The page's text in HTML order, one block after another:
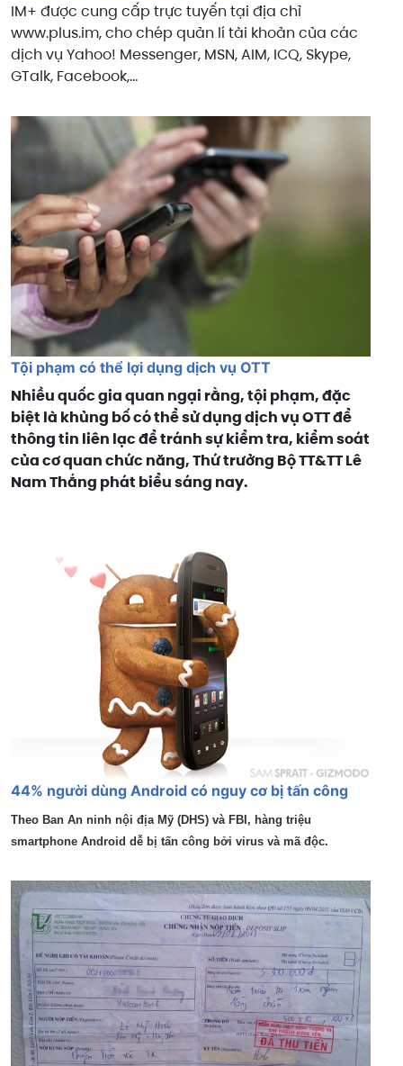
IM+ được cung cấp trực tuyến tại địa chỉ
www.plus.im, cho chép quản lí tài khoản của các
dịch vụ Yahoo! Messenger, MSN, AIM, ICQ, Skype,
GTalk, Facebook,…
Tội phạm có thể lợi dụng dịch vụ OTT
Nhiều quốc gia quan ngại rằng, tội phạm, đặc
biệt là khủng bố có thể sử dụng dịch vụ OTT để
thông tin liên lạc để tránh sự kiểm tra, kiểm soát
của cơ quan chức năng, Thứ trưởng Bộ TT&TT Lê
Nam Thắng phát biểu sáng nay.
44% người dùng Android có nguy cơ bị tấn công
Theo Ban An ninh nội địa Mỹ (DHS) và FBI, hàng triệu
smartphone Android dễ bị tấn công bởi virus và mã độc.